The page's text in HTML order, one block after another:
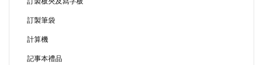
訂製筆袋
計算機
記事本禮品